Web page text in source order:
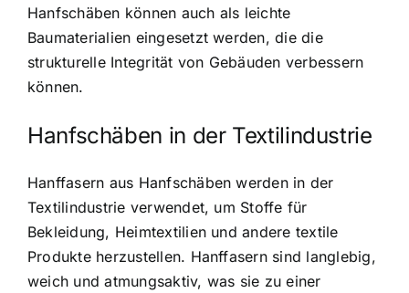
Hanfschäben können auch als leichte
Baumaterialien eingesetzt werden, die die
strukturelle Integrität von Gebäuden verbessern
können.
Hanfschäben in der Textilindustrie
Hanffasern aus Hanfschäben werden in der
Textilindustrie verwendet, um Stoffe für
Bekleidung, Heimtextilien und andere textile
Produkte herzustellen. Hanffasern sind langlebig,
weich und atmungsaktiv, was sie zu einer